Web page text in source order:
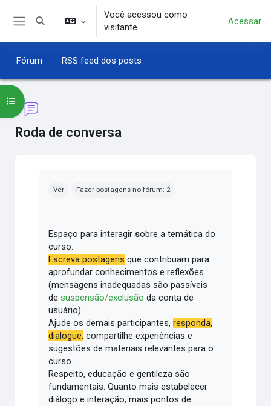
Ir para o conteúdo principal
Alternar entrada de pesquisa
Você acessou como
visitante
Acessar
Fórum RSS feed dos posts
Roda de conversa
Abrir índice do curso
Ver Fazer postagens no fórum: 2
Espaço para interagir sobre a temática do
curso.
Escreva postagens que contribuam para
aprofundar conhecimentos e reflexões
(mensagens inadequadas são passíveis
desuspensão/exclusão da conta de
usuário).
Ajude os demais participantes,responda,
dialogue, compartilhe experiências e
sugestões de materiais relevantes para o
curso.
Respeito, educação e gentileza são
fundamentais.Quanto mais estabelecer
diálogo e interação, mais pontos de